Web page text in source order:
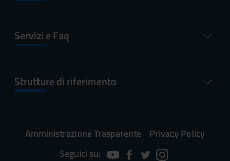
Servizi e Faq
Strutture di riferimento
Amministrazione Trasparente
Privacy Policy
Seguici su: